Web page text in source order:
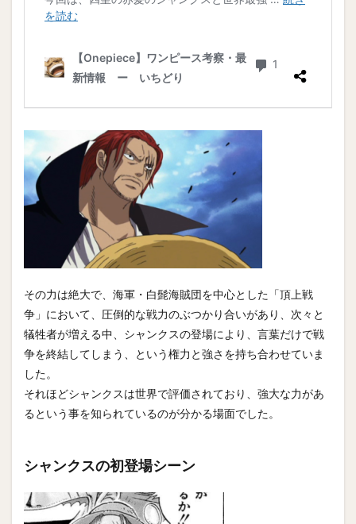
その力は絶大で、海軍・白髭海賊団を中心とした「頂上戦
争」において、圧倒的な戦力のぶつかり合いがあり、次々と
犠牲者が増える中、シャンクスの登場により、言葉だけで戦
争を終結してしまう、という権力と強さを持ち合わせていま
した。
それほどシャンクスは世界で評価されており、強大な力があ
るという事を知られているのが分かる場面でした。
シャンクスの初登場シーン